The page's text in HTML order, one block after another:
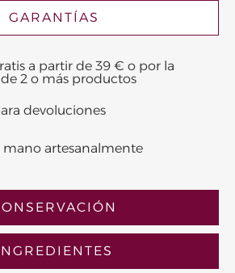
GARANTÍAS
a partir de 39 € o por la
2 o más productos
devoluciones
mano artesanalmente